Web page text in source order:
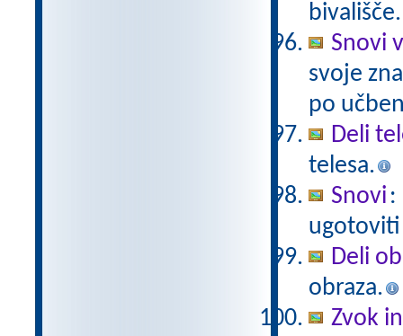
Snovi
svoje
po
Deli
telesa.
Snovi :
Deli
obraza.
Zvok